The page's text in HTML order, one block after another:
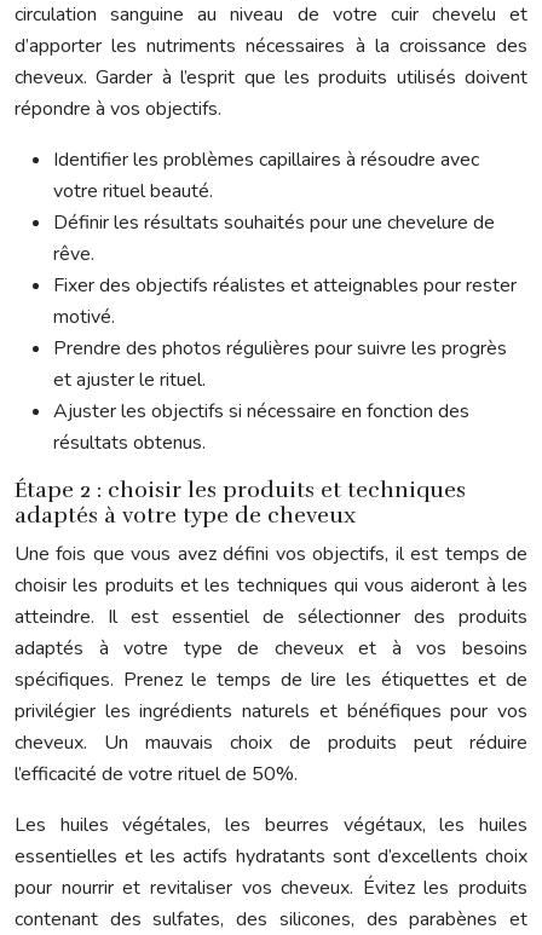
circulation sanguine au niveau de votre cuir chevelu et
d’apporter les nutriments nécessaires à la croissance des
cheveux. Garder à l’esprit que les produits utilisés doivent
répondre à vos objectifs.
Identifier les problèmes capillaires à résoudre avec
votre rituel beauté.
Définir les résultats souhaités pour une chevelure de
rêve.
Fixer des objectifs réalistes et atteignables pour rester
motivé.
Prendre des photos régulières pour suivre les progrès
et ajuster le rituel.
Ajuster les objectifs si nécessaire en fonction des
résultats obtenus.
Étape 2 : choisir les produits et techniques
adaptés à votre type de cheveux
Une fois que vous avez défini vos objectifs, il est temps de
choisir les produits et les techniques qui vous aideront à les
atteindre. Il est essentiel de sélectionner des produits
adaptés à votre type de cheveux et à vos besoins
spécifiques. Prenez le temps de lire les étiquettes et de
privilégier les ingrédients naturels et bénéfiques pour vos
cheveux. Un mauvais choix de produits peut réduire
l’efficacité de votre rituel de 50%.
Les huiles végétales, les beurres végétaux, les huiles
essentielles et les actifs hydratants sont d’excellents choix
pour nourrir et revitaliser vos cheveux. Évitez les produits
contenant des sulfates, des silicones, des parabènes et